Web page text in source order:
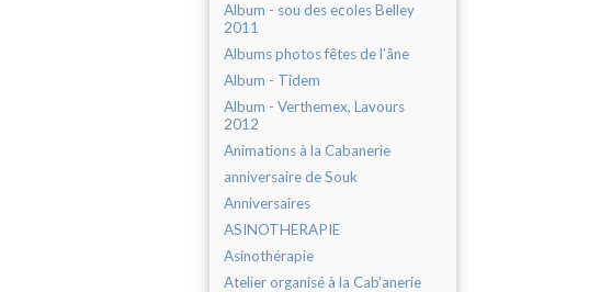
Album - sou des ecoles Belley
2011
Albums photos fêtes de l'âne
Album - Tidem
Album - Verthemex, Lavours
2012
Animations à la Cabanerie
anniversaire de Souk
Anniversaires
ASINOTHERAPIE
Asinothérapie
Atelier organisé à la Cab'anerie